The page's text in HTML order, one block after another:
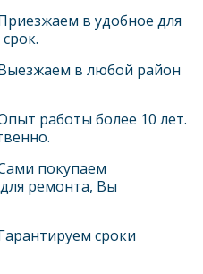
в удобное для
в любой район
работы более 10 лет.
покупаем
ремонта, Вы
сроки